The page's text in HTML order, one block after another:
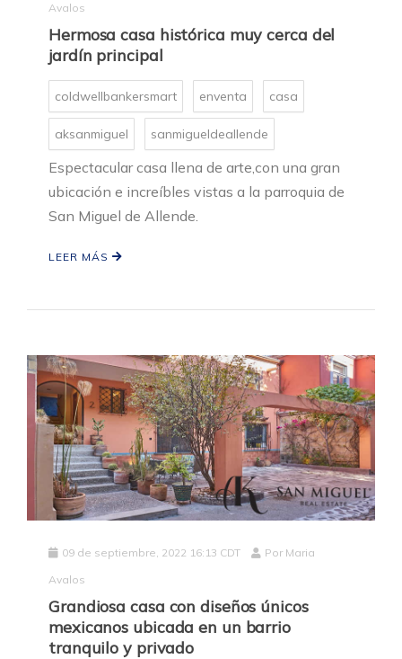
Avalos
Hermosa casa histórica muy cerca del
jardín principal
coldwellbankersmart enventa casa
aksanmiguel sanmigueldeallende
Espectacular casa llena de arte,con una gran
ubicación e increíbles vistas a la parroquia de
San Miguel de Allende.
LEER MÁS
09 de septiembre, 2022 16:13 CDT Por Maria
Avalos
Grandiosa casa con diseños únicos
mexicanos ubicada en un barrio
tranquilo y privado